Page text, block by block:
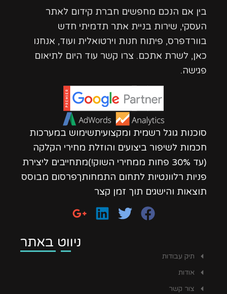
בין אם הנכם מחפשים חברת קידום לאתר
העסקי, שירות בניית אתר תדמיתי חדש
בוורדפרס, פיתוח חנות וירטואלית ועוד, אנחנו
כאן, לשרת אתכם. צרו קשר עוד היום לתיאום
פגישה.
סוכנות גוגל רשמית ומקצועיתשימוש במערכות
חכמות לשיפור ביצועים והוזלת מחירי הקלקה
(עד 30% פחות ממחירי השוק!)מתחייבים ליצירת
פניות רלוונטיות לתחום התמחותךפרסום מבוסס
תוצאות והישגים תוך זמן קצר
ניווט באתר
תיק עבודות
אודות
צור קשר